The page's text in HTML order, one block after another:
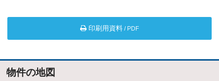
印刷用資料 / PDF
物件の地図